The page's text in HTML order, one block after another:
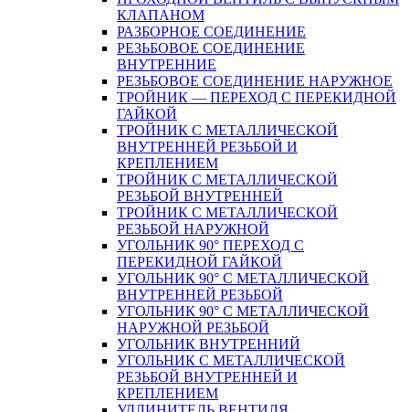
КЛАПАНОМ
РАЗБОРНОЕ СОЕДИНЕНИЕ
РЕЗЬБОВОЕ СОЕДИНЕНИЕ
ВНУТРЕННИЕ
РЕЗЬБОВОЕ СОЕДИНЕНИЕ НАРУЖНОЕ
ТРОЙНИК — ПЕРЕХОД С ПЕРЕКИДНОЙ
ГАЙКОЙ
ТРОЙНИК С МЕТАЛЛИЧЕСКОЙ
ВНУТРЕННЕЙ РЕЗЬБОЙ И
КРЕПЛЕНИЕМ
ТРОЙНИК С МЕТАЛЛИЧЕСКОЙ
РЕЗЬБОЙ ВНУТРЕННЕЙ
ТРОЙНИК С МЕТАЛЛИЧЕСКОЙ
РЕЗЬБОЙ НАРУЖНОЙ
УГОЛЬНИК 90° ПЕРЕХОД С
ПЕРЕКИДНОЙ ГАЙКОЙ
УГОЛЬНИК 90° С МЕТАЛЛИЧЕСКОЙ
ВНУТРЕННEЙ РЕЗЬБОЙ
УГОЛЬНИК 90° С МЕТАЛЛИЧЕСКОЙ
НАРУЖНОЙ РЕЗЬБОЙ
УГОЛЬНИК ВНУТРЕННИЙ
УГОЛЬНИК С МЕТАЛЛИЧЕСКОЙ
РЕЗЬБОЙ ВНУТРЕННЕЙ И
КРЕПЛЕНИЕМ